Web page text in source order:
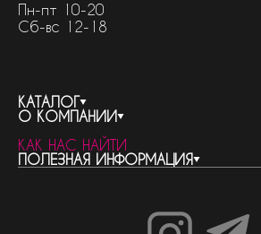
Пн-пт 10-20
Сб-вс 12-18
КАТАЛОГ
весь каталог
бренды
женская парфюмерия
мужская парфюмерия
унисекс парфюмерия
О КОМПАНИИ
контакты
о компании
доставка и оплата
КАК НАС НАЙТИ
ПОЛЕЗНАЯ ИНФОРМАЦИЯ
как совершить покупку